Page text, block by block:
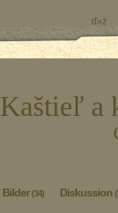
ď»ż
Kaštieľ a
Bilder(34) Diskussion